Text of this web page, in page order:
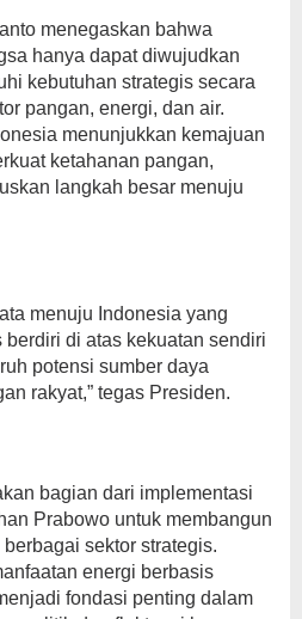
menegaskan bahwa
hanya dapat diwujudkan
kebutuhan strategis secara
pangan, energi, dan air.
menunjukkan kemajuan
ketahanan pangan,
langkah besar menuju
menuju Indonesia yang
berdiri di atas kekuatan sendiri
potensi sumber daya
rakyat,” tegas Presiden.
bagian dari implementasi
Prabowo untuk membangun
sektor strategis.
energi berbasis
fondasi penting dalam